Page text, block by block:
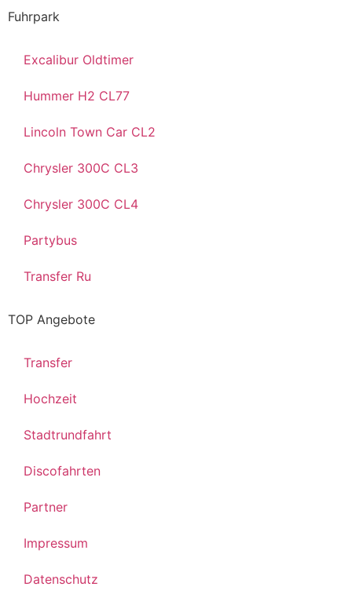
Fuhrpark
Excalibur Oldtimer
Hummer H2 CL77
Lincoln Town Car CL2
Chrysler 300C CL3
Chrysler 300C CL4
Partybus
Transfer Ru
TOP Angebote
Transfer
Hochzeit
Stadtrundfahrt
Discofahrten
Partner
Impressum
Datenschutz